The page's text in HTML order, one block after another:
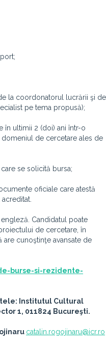
la coordonatorul lucrării şi de
pe tema propusă);
în ultimii 2 (doi) ani într-o
de cercetare ales de
se solicită bursa;
oficiale care atestă
Candidatul poate
de cercetare, în
are cunoştinţe avansate de
burse-si-rezidente-
Institutul Cultural
1, 011824 Bucureşti.
catalin.rogojinaru@icr.ro